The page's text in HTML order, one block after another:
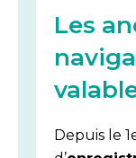
Les
Depuis le